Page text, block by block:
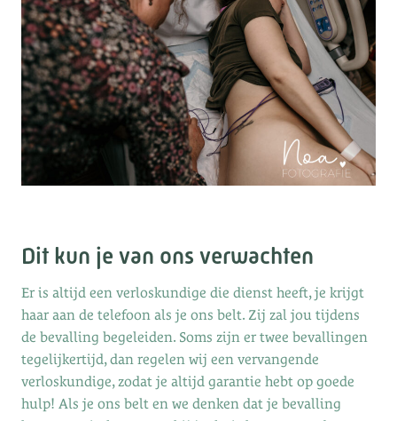
Dit kun je van ons verwachten
Er is altijd een verloskundige die dienst heeft, je krijgt
haar aan de telefoon als je ons belt. Zij zal jou tijdens
de bevalling begeleiden. Soms zijn er twee bevallingen
tegelijkertijd, dan regelen wij een vervangende
verloskundige, zodat je altijd garantie hebt op goede
hulp! Als je ons belt en we denken dat je bevalling